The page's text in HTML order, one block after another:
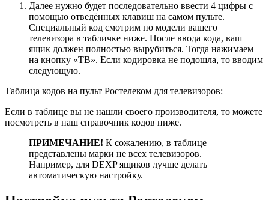
Далее нужно будет последовательно ввести 4 цифры с
помощью отведённых клавиш на самом пульте.
Специальный код смотрим по модели вашего
телевизора в табличке ниже. После ввода кода, ваш
ящик должен полностью вырубиться. Тогда нажимаем
на кнопку «ТВ». Если кодировка не подошла, то вводим
следующую.
Таблица кодов на пульт Ростелеком для телевизоров:
Если в таблице вы не нашли своего производителя, то можете
посмотреть в наш справочник кодов ниже.
ПРИМЕЧАНИЕ! К сожалению, в таблице
представлены марки не всех телевизоров.
Например, для DEXP ящиков лучше делать
автоматическую настройку.